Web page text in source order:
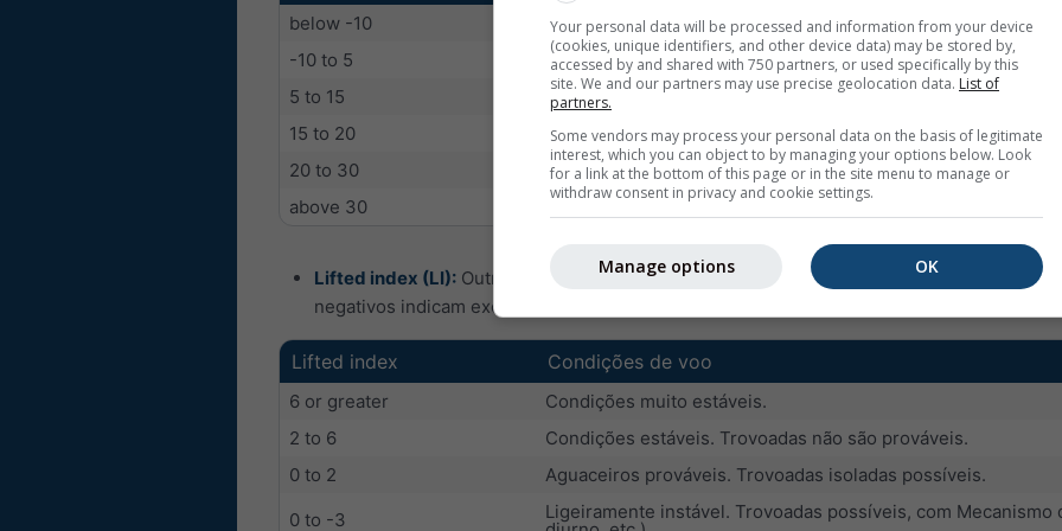
below -10
sem térmicas ou térmicas fracas
-10 to 5
térmicas secas ou 1/8 de cúmulos com térmicas moderadas
5 to 15
boas condições de voo
15 to 20
boas condições de voo com aguaceiros ocasionais
20 to 30
excelentes condições de voo, mas probabilidade crescente
above 30
probabilidade de trovoadas superior a 60 por cento
Lifted index (LI): Outra medida de instabilidade (valores negativos) ou estabilidade
negativos indicam excelentes condições de voo, mas tempestades severas são
Lifted index Condições de voo
6 or greater
Condições muito estáveis.
2 to 6
Condições estáveis. Trovoadas não são prováveis.
0 to 2
Aguaceiros prováveis. Trovoadas isoladas possíveis.
0 to -3
Ligeiramente instável. Trovoadas possíveis, com
Your personal data will be processed and information from your device
(cookies, unique identifiers, and other device data) may be stored by,
accessed by and shared with 750 partners, or used specifically by this
site. We and our partners may use precise geolocation data. List of
partners.
Some vendors may process your personal data on the basis of legitimate
interest, which you can object to by managing your options below. Look
for a link at the bottom of this page or in the site menu to manage or
withdraw consent in privacy and cookie settings.
OK
Manage options